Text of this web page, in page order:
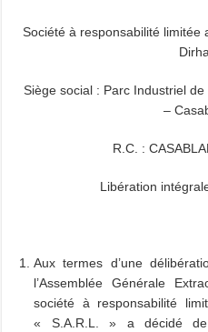
Société à responsabilité limitée
Siège social : Parc Industriel
–
R.C. :
Libération
Aux termes d’une
l’Assemblée Générale
société à responsabilité
« S.A.R.L. » a décidé de